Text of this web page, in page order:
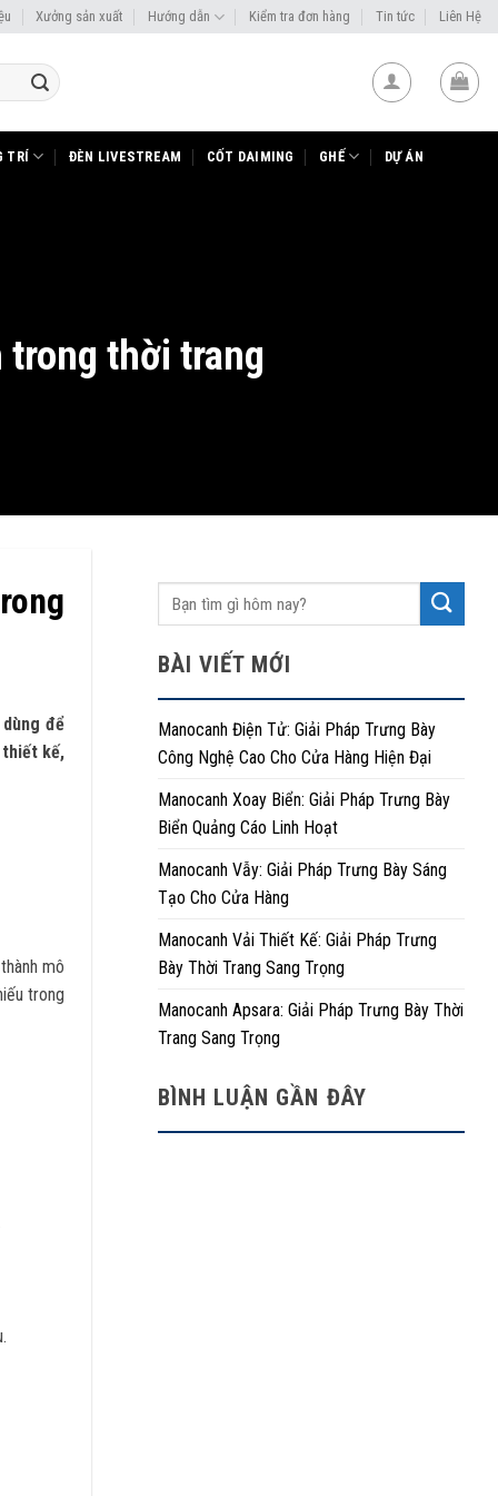
Xưởng sản xuất Hướng dẫn Kiểm tra đơn hàng Tin tức Liên Hệ
TRÍ ĐÈN LIVESTREAM CỐT DAIMING GHẾ DỰ ÁN
trong thời trang
để
kế,
mô
trong
BÀI VIẾT MỚI
Manocanh Điện Tử: Giải Pháp Trưng Bày
Công Nghệ Cao Cho Cửa Hàng Hiện Đại
Manocanh Xoay Biển: Giải Pháp Trưng Bày
Biển Quảng Cáo Linh Hoạt
Manocanh Vẫy: Giải Pháp Trưng Bày Sáng
Tạo Cho Cửa Hàng
Manocanh Vải Thiết Kế: Giải Pháp Trưng
Bày Thời Trang Sang Trọng
Manocanh Apsara: Giải Pháp Trưng Bày Thời
Trang Sang Trọng
BÌNH LUẬN GẦN ĐÂY